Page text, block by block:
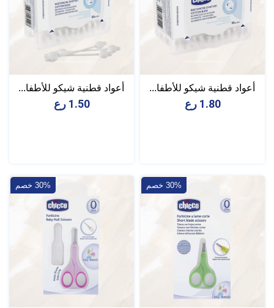
أعواد قطنية شيكو للأطفا...
1.80 رع
أعواد قطنية شيكو للأطفا...
1.50 رع
30% خصم 30% خصم